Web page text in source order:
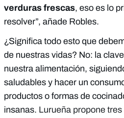
verduras frescas, eso es lo
resolver”, añade Robles.
¿Significa todo esto que
de nuestras vidas? No: la
nuestra alimentación,
saludables y hacer un
productos o formas de
insanas. Lurueña propone